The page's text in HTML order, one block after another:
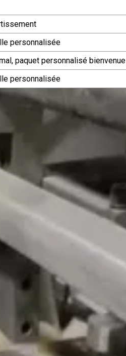
personnalisée
paquet personnalisé bienvenue
personnalisée